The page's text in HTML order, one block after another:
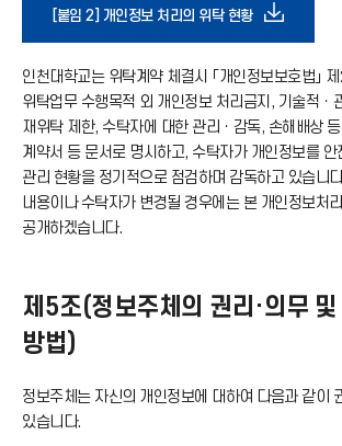
콘
[붙임 2] 개인정보 처리의 위탁 현황다
운
로
드
인천대학교는 위탁계약 체결시 「개인정보보호법」
위탁업무 수행목적 외 개인정보 처리금지, 기술적ㆍ
재위탁 제한, 수탁자에 대한 관리ㆍ감독, 손해배상
계약서 등 문서로 명시하고, 수탁자가 개인정보를 안
관리 현황을 정기적으로 점검하며 감독하고 있습니
내용이나 수탁자가 변경될 경우에는 본 개인정보처
공개하겠습니다.
제5조(정보주체의 권리·의무
방법)
정보주체는 자신의 개인정보에 대하여 다음과 같이
있습니다.